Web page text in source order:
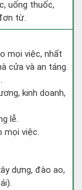
uống thuốc,
từ.
mọi việc, nhất
cửa và an táng.
kinh doanh,
lễ.
mọi việc.
dựng, đào ao,